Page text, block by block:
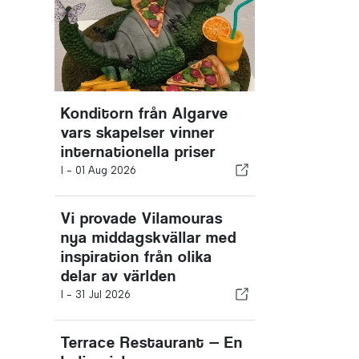
Konditorn från Algarve
vars skapelser vinner
internationella priser
I - 01 Aug 2026
Vi provade Vilamouras
nya middagskvällar med
inspiration från olika
delar av världen
I - 31 Jul 2026
Terrace Restaurant — En